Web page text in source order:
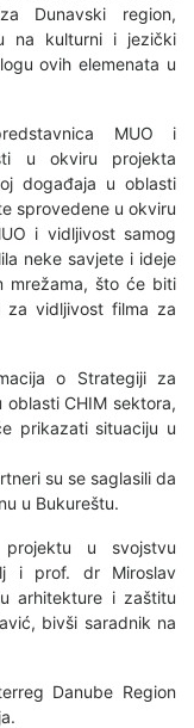
Dunavski region,
na kulturni i jezički
ovih elemenata u
MUO i
u okviru projekta
događaja u oblasti
sprovedene u okviru
i vidljivost samog
neke savjete i ideje
mrežama, što će biti
vidljivost filma za
o Strategiji za
CHIM sektora,
prikazati situaciju u
su se saglasili da
u Bukureštu.
u svojstvu
i prof. dr Miroslav
arhitekture i zaštitu
bivši saradnik na
Danube Region